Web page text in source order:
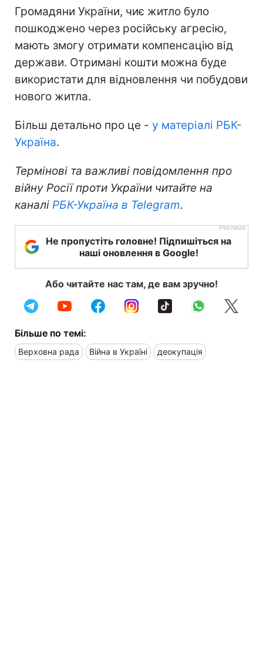
Громадяни України, чиє житло було
пошкоджено через російську агресію,
мають змогу отримати компенсацію від
держави. Отримані кошти можна буде
використати для відновлення чи побудови
нового житла.
Більш детально про це - у матеріалі РБК-
Україна.
Термінові та важливі повідомлення про
війну Росії проти України читайте на
каналі РБК-Україна в Telegram.
Не пропустіть головне! Підпишіться на
наші оновлення в Google!
Або читайте нас там, де вам зручно!
Більше по темі:
Верховна рада Війна в Україні деокупація